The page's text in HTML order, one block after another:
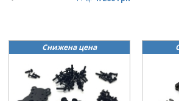
Снижена цена